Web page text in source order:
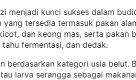
menjadi kunci sukses dalam
yang tersedia termasuk pakan
dan keong mas, serta pakan
fermentasi, dan dedak.
berdasarkan kategori usia belut.
larva serangga sebagai